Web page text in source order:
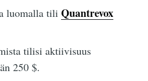
luomalla tili Quantrevox
tilisi aktiivisuus
250 $.